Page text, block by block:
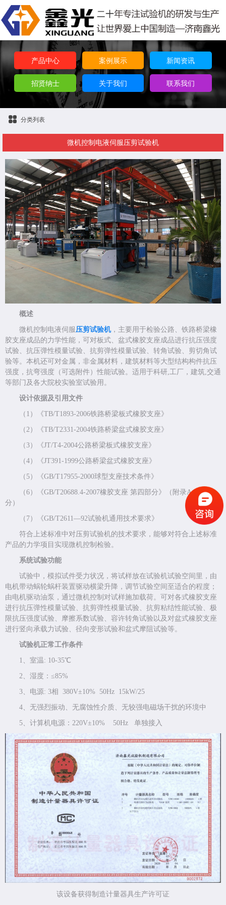
产品中心 案例展示 新闻资讯
招贤纳士 关于我们 联系我们
分类列表
微机控制电液伺服压剪试验机
概述
微机控制电液伺服压剪试验机，主要用于检验公路、铁路桥梁橡
胶支座成品的力学性能，可对板式、盆式橡胶支座成品进行抗压强度
试验、抗压弹性模量试验、抗剪弹性模量试验、转角试验、剪切角试
验等。本机还可对金属，非金属材料，建筑材料等大型结构构件抗压
强度，抗弯强度（可选附件）性能试验。适用于科研,工厂，建筑,交通
等部门及各大院校实验室试验用。
设计依据及引用文件
（1）《TB/T1893-2006铁路桥梁板式橡胶支座》
（2）《TB/T2331-2004铁路桥梁盆式橡胶支座》
（3）《JT/T4-2004公路桥梁板式橡胶支座》
（4）《JT391-1999公路桥梁盆式橡胶支座》
（5）《GB/T17955-2000球型支座技术条件》
（6）《GB/T20688.4-2007橡胶支座 第四部分》（附录A、B部
分）
（7）《GB/T2611—92试验机通用技术要求》
符合上述标准中对压剪试验机的技术要求，能够对符合上述标准
产品的力学项目实现微机控制检验。
系统试验功能
试验中，模拟试件受力状况，将试样放在试验机试验空间里，由
电机带动蜗轮蜗杆装置驱动横梁升降，调节试验空间至适合的程度；
由电机驱动油泵，通过微机控制对试样施加载荷。可对各式橡胶支座
进行抗压弹性模量试验、抗剪弹性模量试验、抗剪粘结性能试验、极
限抗压强度试验、摩擦系数试验、容许转角试验以及对盆式橡胶支座
进行竖向承载力试验、径向变形试验和盆式摩阻试验等。
试验机正常工作条件
1、室温: 10-35℃
2、湿度：≤85%
3、电源: 3相 380V±10% 50Hz 15kW/25
4、无强烈振动、无腐蚀性介质、无较强电磁场干扰的环境中
5、计算机电源：220V±10% 50Hz 单独接入
该设备获得制造计量器具生产许可证